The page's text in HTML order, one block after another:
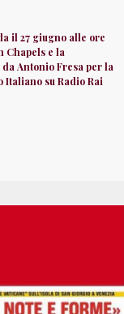
il 27 giugno alle ore
Chapels e la
Antonio Fresa per la
su Radio Rai